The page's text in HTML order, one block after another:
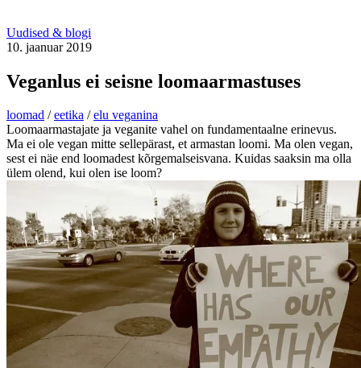
Uudised & blogi
10. jaanuar 2019
Veganlus ei seisne loomaarmastuses
loomad / eetika / elu veganina
Loomaarmastajate ja veganite vahel on fundamentaalne erinevus.
Ma ei ole vegan mitte sellepärast, et armastan loomi. Ma olen vegan,
sest ei näe end loomadest kõrgemalseisvana. Kuidas saaksin ma olla
ülem olend, kui olen ise loom?